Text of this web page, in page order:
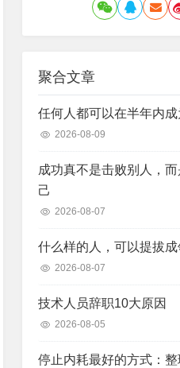
聚合文章
任何人都可以在半年内成
2026-08-09
成功真不是击败别人，
己
2026-08-07
什么样的人，可以提拔成
2026-08-07
技术人员辞职10大原因
2026-08-05
停止内耗最好的方式：整